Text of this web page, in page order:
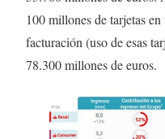
100 millones de tarjetas
facturación (uso de esas
78.300 millones de euros.